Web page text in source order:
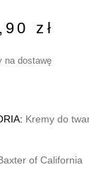
zł
na dostawę
Kremy do
of California